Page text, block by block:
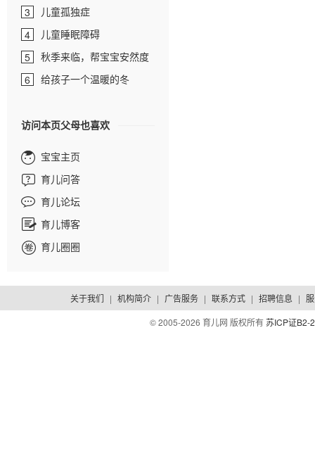
3
儿童孤独症
4
儿童睡眠障碍
5
秋季来临，帮宝宝安然度
过
6 给孩子一个温暖的冬
访问本页父母也喜欢
宝宝主页
育儿问答
育儿论坛
育儿博客
育儿圈圈
关于我们 | 机构简介 | 广告服务 | 联系方式 | 招聘信息 |
© 2005-2026 育儿网 版权所有苏ICP证B2-